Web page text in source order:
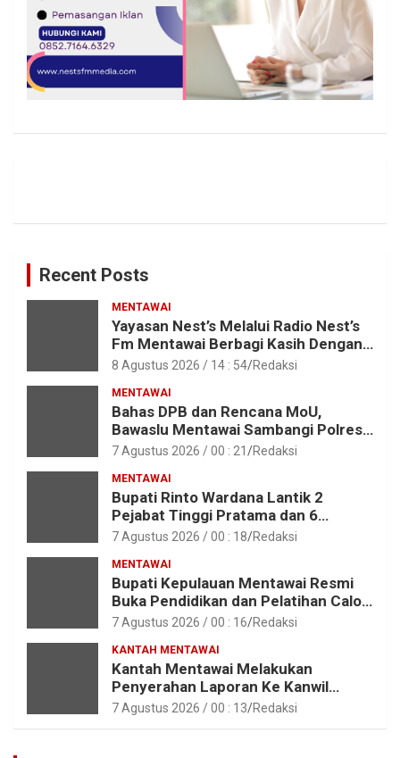
Recent Posts
MENTAWAI
Yayasan Nest’s Melalui Radio Nest’s
Fm Mentawai Berbagi Kasih Dengan
Anak – Anak Asrama SMAN 2 Sipora
8 Agustus 2026 / 14 : 54 Redaksi
MENTAWAI
Bahas DPB dan Rencana MoU,
Bawaslu Mentawai Sambangi Polres
Mentawai
7 Agustus 2026 / 00 : 21 Redaksi
MENTAWAI
Bupati Rinto Wardana Lantik 2
Pejabat Tinggi Pratama dan 6
Pejabat Fungsional di Lingkungan
7 Agustus 2026 / 00 : 18 Redaksi
MENTAWAI
Bupati Kepulauan Mentawai Resmi
Buka Pendidikan dan Pelatihan Calon
Paskibraka Tahun 2026
7 Agustus 2026 / 00 : 16 Redaksi
KANTAH MENTAWAI
Kantah Mentawai Melakukan
Penyerahan Laporan Ke Kanwil
Kemen ATR/BPN RI Sumbar
7 Agustus 2026 / 00 : 13 Redaksi